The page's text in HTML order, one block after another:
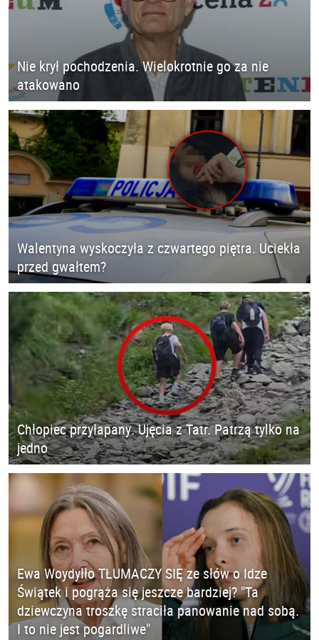
Nie krył pochodzenia. Wielokrotnie go za nie
atakowano
Walentyna wyskoczyła z czwartego piętra. Uciekła
przed gwałtem?
Chłopiec przyłapany. Ujęcia z Tatr. Patrzą tylko na
jedno
Ewa Woydyłło TŁUMACZY SIĘ ze słów o Idze
Świątek i pogrąża się jeszcze bardziej? "Ta
dziewczyna troszkę straciła panowanie nad sobą.
I to nie jest pogardliwe"